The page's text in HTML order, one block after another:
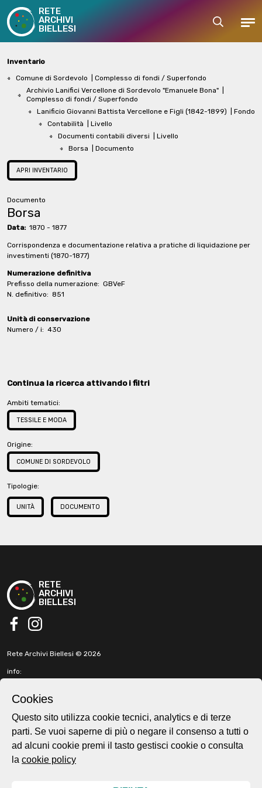
RETE
ARCHIVI
BIELLESI
Cerca
Inventario
Comune di Sordevolo
| Complesso di fondi / Superfondo
Archivio Lanifici Vercellone di Sordevolo "Emanuele Bona"
Complesso di fondi / Superfondo
Lanificio Giovanni Battista Vercellone e Figli (1842-1899)
| Fondo
Contabilità
| Livello
Documenti contabili diversi
| Livello
Borsa
| Documento
APRI INVENTARIO
Documento
Borsa
Data: 1870 - 1877
Corrispondenza e documentazione relativa a pratiche di liquidazione per
investimenti (1870-1877)
Numerazione definitiva
Prefisso della numerazione: GBVeF
N. definitivo: 851
Unità di conservazione
Numero / i: 430
Continua la ricerca attivando i filtri
Ambiti tematici:
TESSILE E MODA
Origine:
COMUNE DI SORDEVOLO
Tipologie:
UNITÀ DOCUMENTO
RETE
ARCHIVI
BIELLESI
Rete Archivi Biellesi © 2026
info:
fabbricadellaruota@gmail.com
t. +39 3513902199
Cookie e privacy policy
Home page
About
Cookies
Questo sito utilizza cookie tecnici, analytics e di terze
parti. Se vuoi saperne di più o negare il consenso a tutti o
ad alcuni cookie premi il tasto gestisci cookie o consulta
la cookie policy